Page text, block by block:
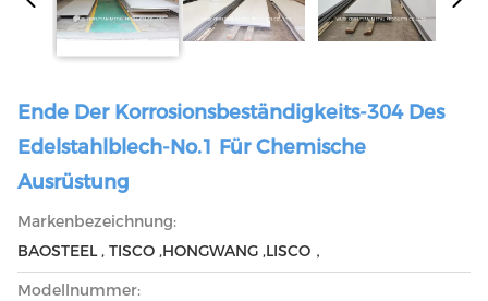
Ende Der Korrosionsbeständigkeits-304 Des
Edelstahlblech-No.1 Für Chemische
Ausrüstung
Markenbezeichnung:
BAOSTEEL , TISCO ,HONGWANG ,LISCO，
Modellnummer: